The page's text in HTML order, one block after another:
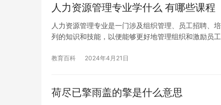
人力资源管理专业学什么 有哪些课程
人力资源管理专业是一门涉及组织管理、员工招聘、
列的知识和技能，以便能够更好地管理组织和激励员
教育百科 2024年4月21日
荷尽已擎雨盖的擎是什么意思